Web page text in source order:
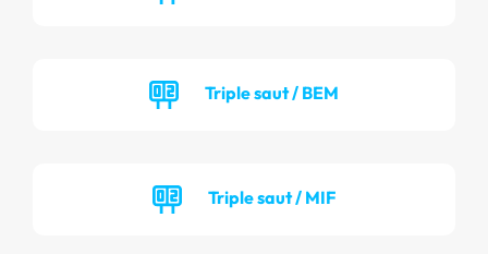
Triple saut / BEM
Triple saut / MIF